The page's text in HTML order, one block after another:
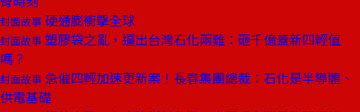
封面故事 硬通膨衝擊全球
封面故事 塑膠袋之亂，逼出台灣石化兩難：砸千億蓋新四輕值
嗎？
封面故事 急催四輕加速更新案！長春集團總裁：石化是半導體、
供電基礎